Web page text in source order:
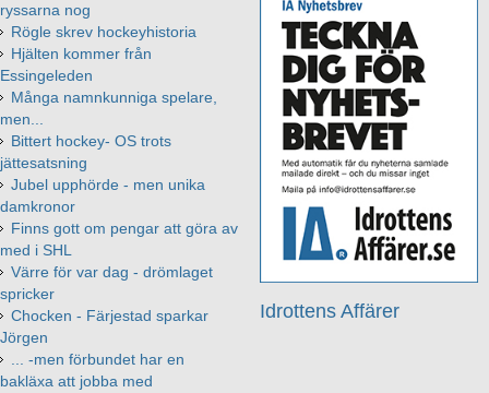
Idrottens Affärer
ryssarna nog
Rögle skrev hockeyhistoria
Hjälten kommer från
Essingeleden
Många namnkunniga spelare,
men...
Bittert hockey- OS trots
jättesatsning
Jubel upphörde - men unika
damkronor
Finns gott om pengar att göra av
med i SHL
Värre för var dag - drömlaget
spricker
Chocken - Färjestad sparkar
Jörgen
... -men förbundet har en
bakläxa att jobba med